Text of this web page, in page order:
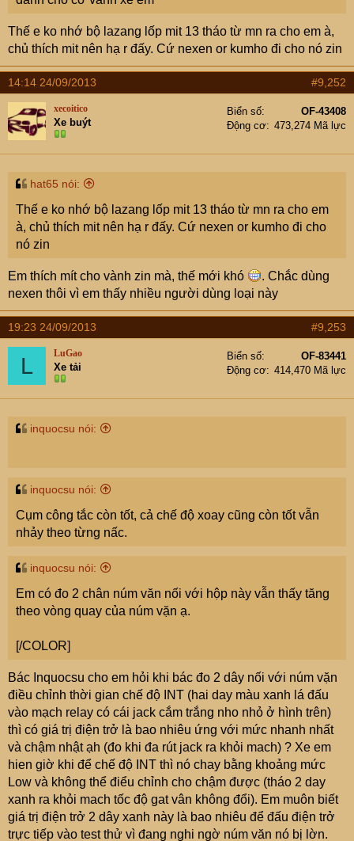
Thế e ko nhớ bộ lazang lốp mit 13 tháo từ mn ra cho em à,
chủ thích mit nên hạ r đấy. Cứ nexen or kumho đi cho nó zin
14:14 24/09/2013 #9,252
xecoitico
Xe buýt
Biển số
OF-43408
Động cơ
473,274 Mã lực
hat65 nói:
Thế e ko nhớ bộ lazang lốp mit 13 tháo từ mn ra cho em
à, chủ thích mit nên hạ r đấy. Cứ nexen or kumho đi cho
nó zin
Em thích mít cho vành zin mà, thế mới khó
. Chắc dùng
nexen thôi vì em thấy nhiều người dùng loại này
19:23 24/09/2013 #9,253
L LuGao
Xe tải
Biển số
OF-83441
Động cơ
414,470 Mã lực
inquocsu nói:
inquocsu nói:
Cụm công tắc còn tốt, cả chế độ xoay cũng còn tốt vẫn
nhảy theo từng nấc.
inquocsu nói:
Em có đo 2 chân núm văn nối với hộp này vẫn thấy tăng
theo vòng quay của núm vặn ạ.
[/COLOR]
Bác Inquocsu cho em hỏi khi bác đo 2 dây nối với núm vặn
điều chỉnh thời gian chế độ INT (hai day màu xanh lá đấu
vào mạch relay có cái jack cắm trắng nho nhỏ ở hình trên)
thì có giá trị điện trở là bao nhiêu ứng với mức nhanh nhất
và chậm nhật ạh (đo khi đa rút jack ra khỏi mach) ? Xe em
hien giờ khi để chế độ INT thì nó chay bằng khoảng mức
Low và không thể điểu chỉnh cho chậm được (tháo 2 day
xanh ra khỏi mach tốc độ gat vân không đổi). Em muôn biết
giá trị điện trở 2 dây xanh này là bao nhiêu để đấu điện trở
trực tiếp vào test thử vì đang nghi ngờ núm văn nó bị lờn.